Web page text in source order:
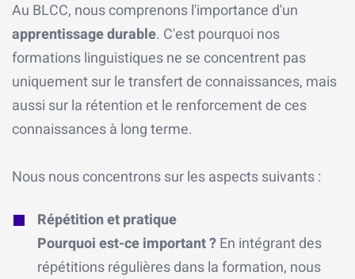
Au BLCC, nous comprenons l'importance d'un
apprentissage durable. C'est pourquoi nos
formations linguistiques ne se concentrent pas
uniquement sur le transfert de connaissances, mais
aussi sur la rétention et le renforcement de ces
connaissances à long terme.
Nous nous concentrons sur les aspects suivants :
Répétition et pratique
Pourquoi est-ce important ?En intégrant des
répétitions régulières dans la formation, nous